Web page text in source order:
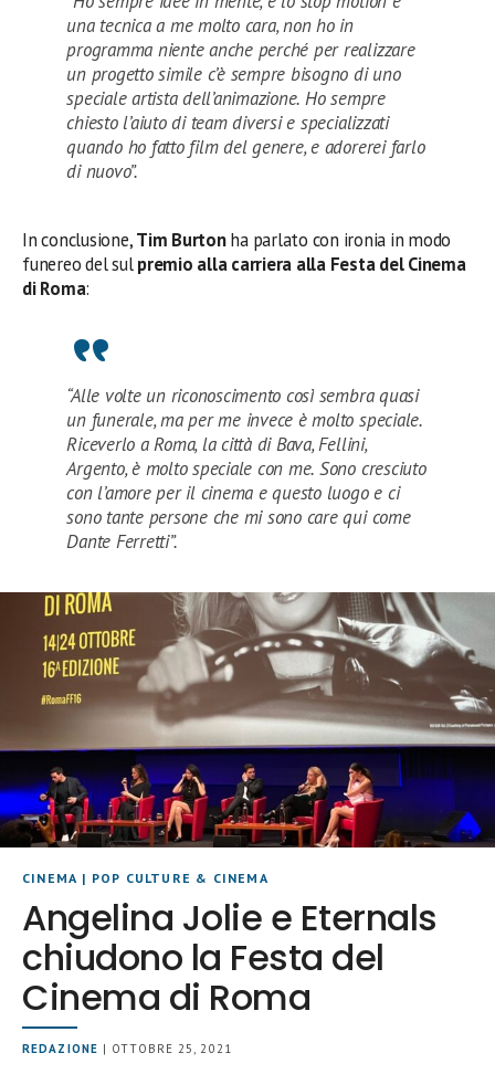
una tecnica a me molto cara, non ho in
programma niente anche perché per realizzare
un progetto simile c’è sempre bisogno di uno
speciale artista dell’animazione. Ho sempre
chiesto l’aiuto di team diversi e specializzati
quando ho fatto film del genere, e adorerei farlo
di nuovo”.
In conclusione,Tim Burtonha parlato con ironia in modo
funereo del sulpremio alla carriera alla Festa del Cinema
di Roma:
“Alle volte un riconoscimento così sembra quasi
un funerale, ma per me invece è molto speciale.
Riceverlo a Roma, la città di Bava, Fellini,
Argento, è molto speciale con me. Sono cresciuto
con l’amore per il cinema e questo luogo e ci
sono tante persone che mi sono care qui come
Dante Ferretti”.
CINEMA | POP CULTURE & CINEMA
Angelina Jolie e Eternals
chiudono la Festa del
Cinema di Roma
REDAZIONE | OTTOBRE 25, 2021